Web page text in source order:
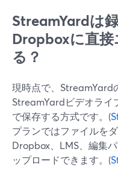
StreamYardは
Dropboxに直
る？
現時点で、StreamYard
StreamYardビデオライ
で保存する方式です。(
プランではファイルを
Dropbox、LMS、編集
ップロードできます。(